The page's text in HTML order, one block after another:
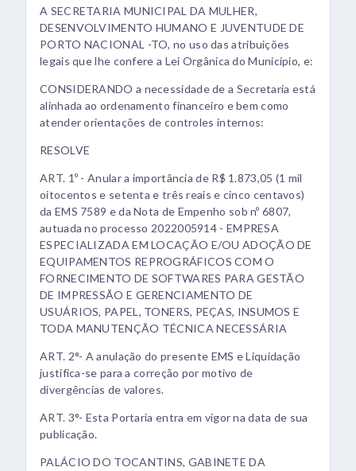
A SECRETARIA MUNICIPAL DA MULHER,
DESENVOLVIMENTO HUMANO E JUVENTUDE DE
PORTO NACIONAL -TO, no uso das atribuições
legais que lhe confere a Lei Orgânica do Município, e:
CONSIDERANDO a necessidade de a Secretaria está
alinhada ao ordenamento financeiro e bem como
atender orientações de controles internos:
RESOLVE
ART. 1º - Anular a importância de R$ 1.873,05 (1 mil
oitocentos e setenta e três reais e cinco centavos)
da EMS 7589 e da Nota de Empenho sob nº 6807,
autuada no processo 2022005914 - EMPRESA
ESPECIALIZADA EM LOCAÇÃO E/OU ADOÇÃO DE
EQUIPAMENTOS REPROGRÁFICOS COM O
FORNECIMENTO DE SOFTWARES PARA GESTÃO
DE IMPRESSÃO E GERENCIAMENTO DE
USUÁRIOS, PAPEL, TONERS, PEÇAS, INSUMOS E
TODA MANUTENÇÃO TÉCNICA NECESSÁRIA
ART. 2°- A anulação do presente EMS e Liquidação
justifica-se para a correção por motivo de
divergências de valores.
ART. 3°- Esta Portaria entra em vigor na data de sua
publicação.
PALÁCIO DO TOCANTINS, GABINETE DA